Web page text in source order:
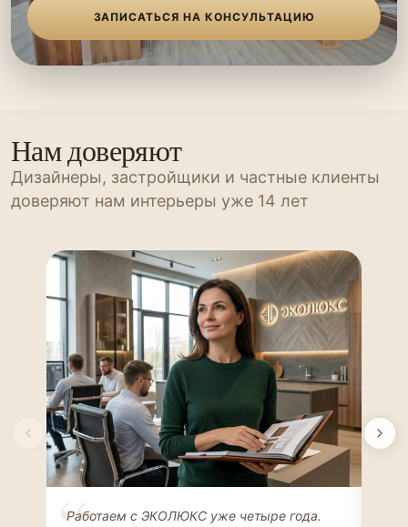
ЗАПИСАТЬСЯ НА КОНСУЛЬТАЦИЮ
Нам доверяют
Дизайнеры, застройщики и частные клиенты
доверяют нам интерьеры уже 14 лет
Елена Соколова
Работаем с ЭКОЛЮКС уже четыре года.